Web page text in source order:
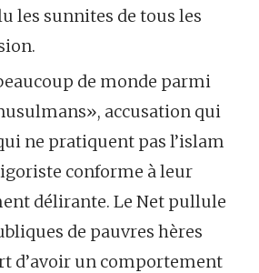
les sunnites de tous les
de monde parmi
accusation qui
ne pratiquent pas l’islam
conforme à leur
délirante. Le Net pullule
de pauvres hères
d’avoir un comportement